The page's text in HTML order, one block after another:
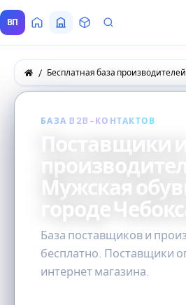
ВП ГлавнаяВсе Поставщики
ТоварыЗапросы
БАЗА B2B-КОНТАКТОВ
Поставщики и
Мужская обувь
городе
База поставщиков и
бесплатно. Поставщики
интернет магазина.